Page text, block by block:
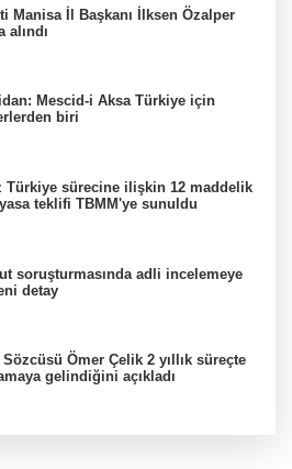
Manisa İl Başkanı İlksen Özalper
alındı
Mescid-i Aksa Türkiye için
biri
Türkiye sürecine ilişkin 12 maddelik
teklifi TBMM'ye sunuldu
soruşturmasında adli incelemeye
detay
Ömer Çelik 2 yıllık süreçte
gelindiğini açıkladı